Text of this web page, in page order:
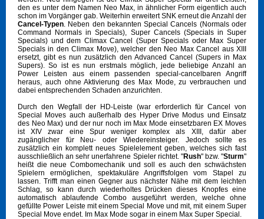
den es unter dem Namen Neo Max, in ähnlicher Form eigentlich auch
schon im Vorgänger gab. Weiterhin erweitert SNK erneut die Anzahl der
Cancel-Typen . Neben den bekannten Special Cancels (Normals oder
Command Normals in Specials), Super Cancels (Specials in Super
Specials) und dem Climax Cancel (Super Specials oder Max Super
Specials in den Climax Move), welcher den Neo Max Cancel aus XIII
ersetzt, gibt es nun zusätzlich den Advanced Cancel (Supers in Max
Supers). So ist es nun erstmals möglich, jede beliebige Anzahl an
Power Leisten aus einem passenden special-cancelbaren Angriff
heraus, auch ohne Aktivierung des Max Mode, zu verbrauchen und
dabei entsprechenden Schaden anzurichten.
Durch den Wegfall der HD-Leiste (war erforderlich für Cancel von
Special Moves auch außerhalb des Hyper Drive Modus und Einsatz
des Neo Max) und der nur noch im Max Mode einsetzbaren EX Moves
ist XIV zwar eine Spur weniger komplex als XIII, dafür aber
zugänglicher für Neu- oder Wiedereinsteiger. Jedoch sollte es
zusätzlich ein komplett neues Spielelement geben, welches sich fast
ausschließlich an sehr unerfahrene Spieler richtet. "Rush" bzw. "Sturm"
heißt die neue Combomechanik und soll es auch den schwächsten
Spielern ermöglichen, spektakuläre Angriffsfolgen vom Stapel zu
lassen. Trifft man einen Gegner aus nächster Nähe mit dem leichten
Schlag, so kann durch wiederholtes Drücken dieses Knopfes eine
automatisch ablaufende Combo ausgeführt werden, welche ohne
gefüllte Power Leiste mit einem Special Move und mit, mit einem Super
Special Move endet. Im Max Mode sogar in einem Max Super Special.